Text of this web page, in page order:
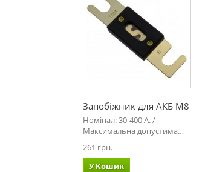
Запобіжник для АКБ М8
Номінал: 30-400 А. /
Максимальна допустима…
261 грн.
У Кошик